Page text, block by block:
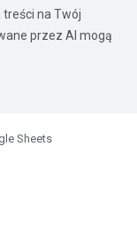
treści na Twój
przez AI mogą
Sheets